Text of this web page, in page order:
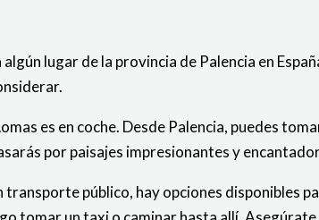
lugar de la provincia de Palencia en
es en coche. Desde Palencia, puedes
por paisajes impresionantes y
público, hay opciones disponibles